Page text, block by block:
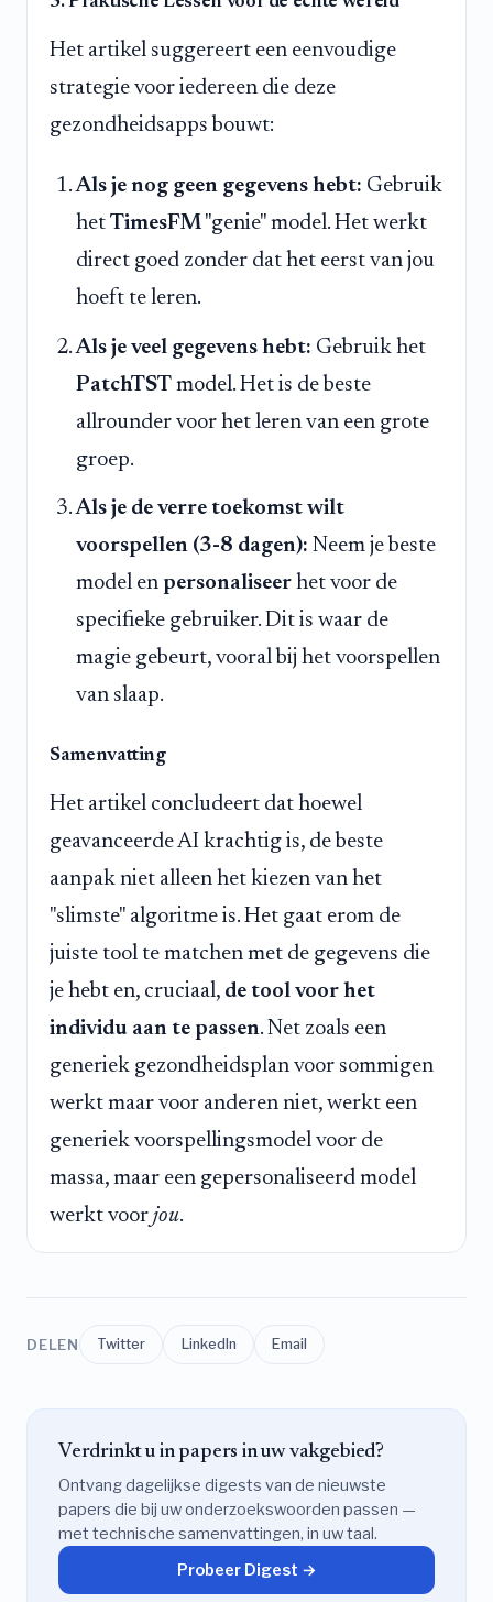
Het artikel suggereert een eenvoudige
strategie voor iedereen die deze
gezondheidsapps bouwt:
Als je nog geen gegevens hebt: Gebruik
het TimesFM "genie" model. Het werkt
direct goed zonder dat het eerst van jou
hoeft te leren.
Als je veel gegevens hebt: Gebruik het
PatchTST model. Het is de beste
allrounder voor het leren van een grote
groep.
Als je de verre toekomst wilt
voorspellen (3-8 dagen): Neem je beste
model en personaliseer het voor de
specifieke gebruiker. Dit is waar de
magie gebeurt, vooral bij het voorspellen
van slaap.
Samenvatting
Het artikel concludeert dat hoewel
geavanceerde AI krachtig is, de beste
aanpak niet alleen het kiezen van het
"slimste" algoritme is. Het gaat erom de
juiste tool te matchen met de gegevens die
je hebt en, cruciaal, de tool voor het
individu aan te passen. Net zoals een
generiek gezondheidsplan voor sommigen
werkt maar voor anderen niet, werkt een
generiek voorspellingsmodel voor de
massa, maar een gepersonaliseerd model
werkt voor jou.
DELEN Twitter LinkedIn Email
Verdrinkt u in papers in uw vakgebied?
Ontvang dagelijkse digests van de nieuwste
papers die bij uw onderzoekswoorden passen —
met technische samenvattingen, in uw taal.
Probeer Digest →